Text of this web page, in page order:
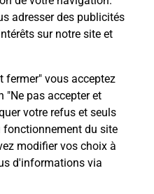
adresser des publicités
sur notre site et
fermer" vous acceptez
"Ne pas accepter et
votre refus et seuls
fonctionnement du site
modifier vos choix à
d'informations via
de la route
quelles
SUR AGOUT